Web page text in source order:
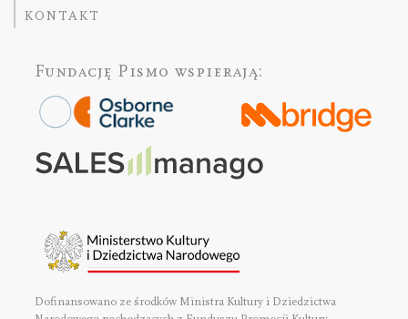
KONTAKT
Fundację Pismo wspierają:
Dofinansowano ze środków Ministra Kultury i Dziedzictwa